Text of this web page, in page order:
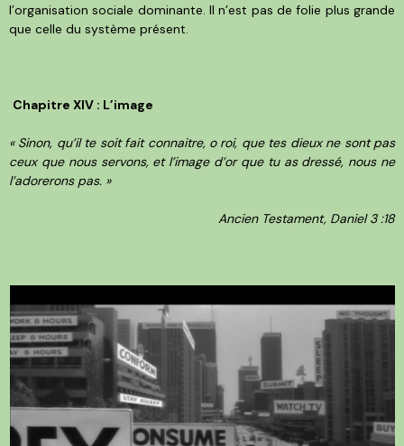
l’organisation sociale dominante. Il n’est pas de folie plus grande
que celle du système présent.
Chapitre XIV : L’image
« Sinon, qu’il te soit fait connaitre, o roi, que tes dieux ne sont pas
ceux que nous servons, et l’image d’or que tu as dressé, nous ne
l’adorerons pas. »
Ancien Testament, Daniel 3 :18